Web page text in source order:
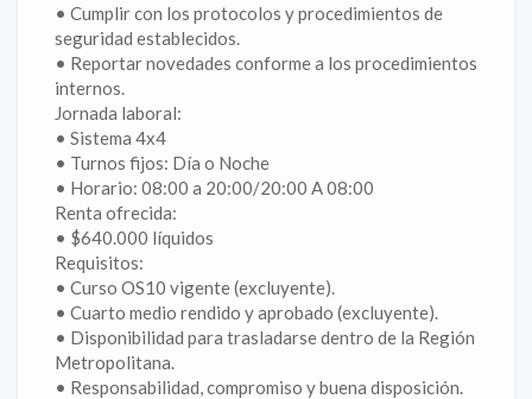
• Cumplir con los protocolos y procedimientos de
seguridad establecidos.
• Reportar novedades conforme a los procedimientos
internos.
Jornada laboral:
• Sistema 4x4
• Turnos fijos: Día o Noche
• Horario: 08:00 a 20:00/20:00 A 08:00
Renta ofrecida:
• $640.000 líquidos
Requisitos:
• Curso OS10 vigente (excluyente).
• Cuarto medio rendido y aprobado (excluyente).
• Disponibilidad para trasladarse dentro de la Región
Metropolitana.
• Responsabilidad, compromiso y buena disposición.